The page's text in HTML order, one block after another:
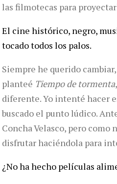
las filmotecas para
El cine histórico, negro,
tocado todos los palos.
Siempre he querido
planteé Tiempo de tormenta
diferente. Yo intenté hacer
buscado el punto lúdico.
Concha Velasco, pero como
disfrutar haciéndola para
¿No ha hecho películas